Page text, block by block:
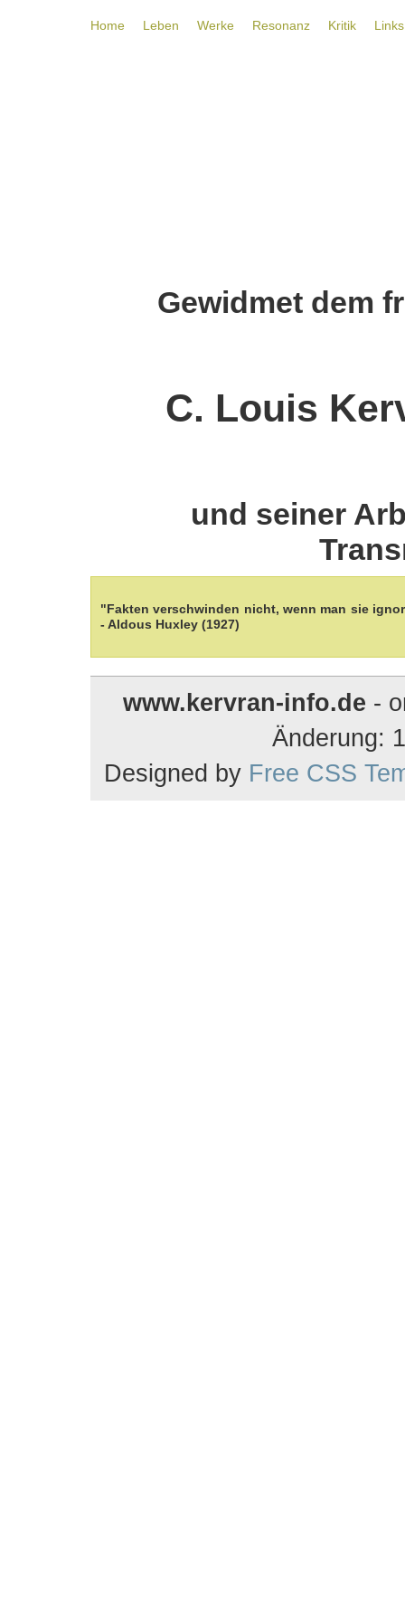
Home Leben Werke Resonanz Kritik Links
Gewidmet dem
C. Louis
und seiner
"Fakten verschwinden nicht, wenn man sie
- Aldous Huxley (1927)
www.kervran-info.de -
Änderung:
Designed by Free CSS